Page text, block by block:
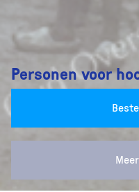
Personen voor